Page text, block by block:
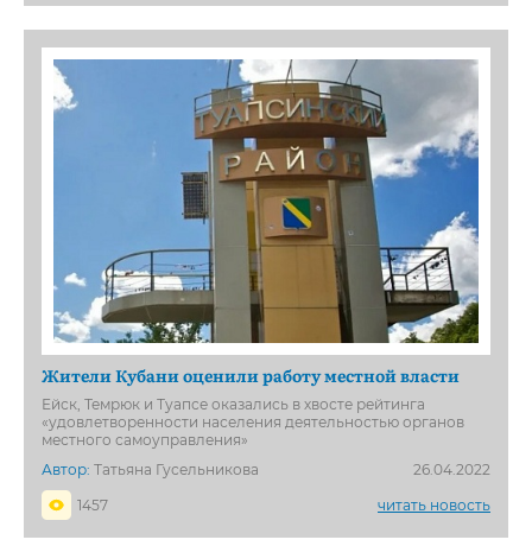
Жители Кубани оценили работу местной власти
Ейск, Темрюк и Туапсе оказались в хвосте рейтинга
«удовлетворенности населения деятельностью органов
местного самоуправления»
Автор: Татьяна Гусельникова
26.04.2022
1457
читать новость